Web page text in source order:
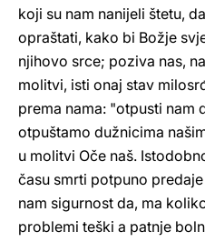
koji su nam nanijeli štetu,
opraštati, kako bi Božje
njihovo srce; poziva nas,
molitvi, isti onaj stav
prema nama: "otpusti nam
otpuštamo dužnicima
u molitvi Oče naš.
času smrti potpuno
nam sigurnost da, ma
problemi teški a patnje